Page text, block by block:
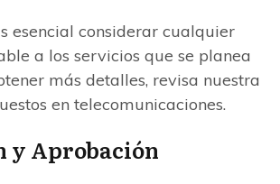
esencial considerar cualquier
a los servicios que se planea
más detalles, revisa nuestra
en telecomunicaciones.
y Aprobación